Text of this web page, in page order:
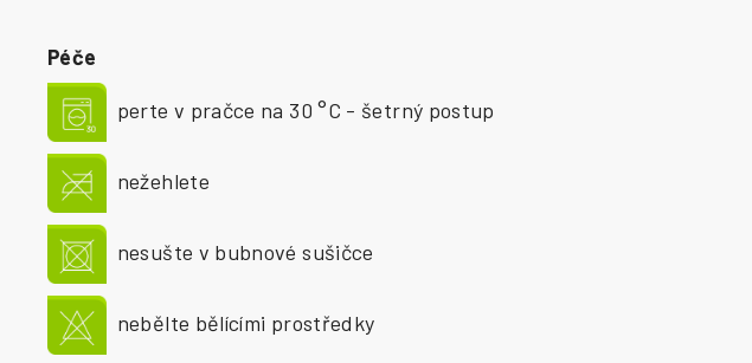
Péče
perte v pračce na 30 °C - šetrný postup
nežehlete
nesušte v bubnové sušičce
nebělte bělícími prostředky